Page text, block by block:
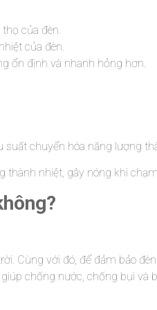
của đèn.
của đèn.
ổn định và nhanh hỏng hơn.
chuyển hóa năng lượng
nhiệt, gây nóng khi
Cùng với đó, để đảm bảo
chống nước, chống bụi và